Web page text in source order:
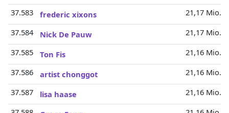
37.583
frederic xixons
21,17 Mio.
37.584
Nick De Pauw
21,17 Mio.
37.585
Ton Fis
21,16 Mio.
37.586
artist chonggot
21,16 Mio.
37.587
lisa haase
21,16 Mio.